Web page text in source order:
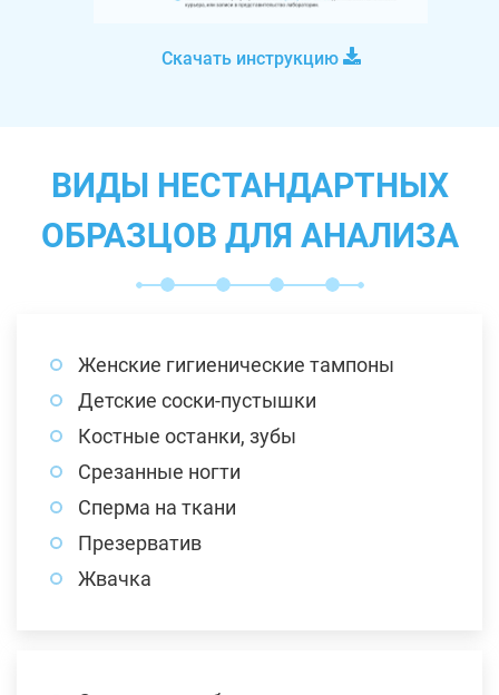
Скачать инструкцию
ВИДЫ НЕСТАНДАРТНЫХ
ОБРАЗЦОВ ДЛЯ АНАЛИЗА
Женские гигиенические тампоны
Детские соски-пустышки
Костные останки, зубы
Срезанные ногти
Сперма на ткани
Презерватив
Жвачка